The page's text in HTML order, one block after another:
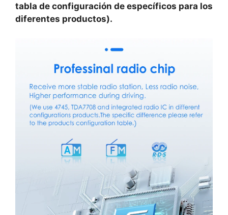
tabla de configuración de específicos para los
diferentes productos).